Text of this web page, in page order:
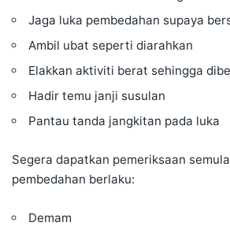
Jaga luka pembedahan supaya
Ambil ubat seperti diarahkan
Elakkan aktiviti berat sehingga
Hadir temu janji susulan
Pantau tanda jangkitan pada luka
Segera dapatkan pemeriksaan
pembedahan berlaku:
Demam